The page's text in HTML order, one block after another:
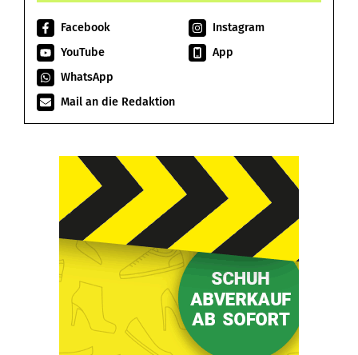
Facebook
Instagram
YouTube
App
WhatsApp
Mail an die Redaktion